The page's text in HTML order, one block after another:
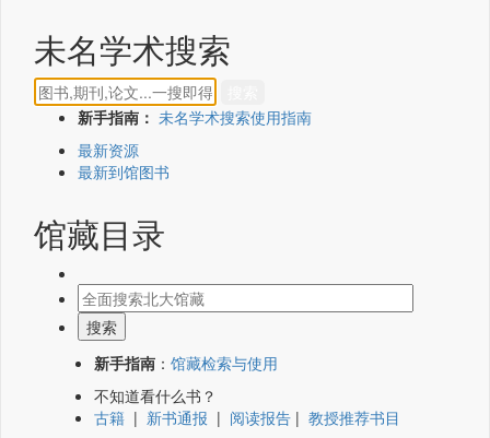
未名学术搜索
新手指南： 未名学术搜索使用指南
最新资源
最新到馆图书
馆藏目录
新手指南 ： 馆藏检索与使用
不知道看什么书？
古籍 | 新书通报 | 阅读报告 | 教授推荐书目